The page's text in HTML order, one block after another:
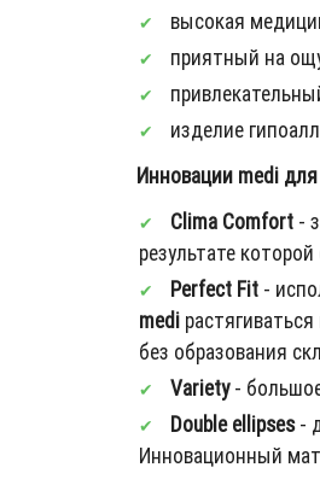
высокая
приятный на
изделие
Инновации medi
Clima Comfort -
результате
Perfect Fit -
medi
без образования
Variety-
Double ellipses-
Инновационный